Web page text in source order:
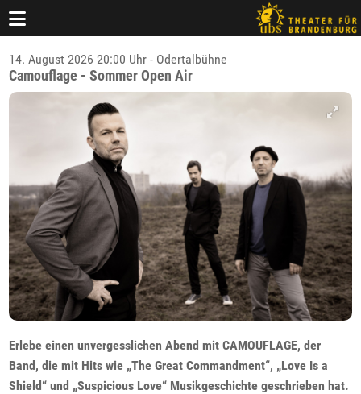
14. August 2026 20:00 Uhr - Odertalbühne
Camouflage - Sommer Open Air
Erlebe einen unvergesslichen Abend mit CAMOUFLAGE, der
Band, die mit Hits wie „The Great Commandment“, „Love Is a
Shield“ und „Suspicious Love“ Musikgeschichte geschrieben hat.